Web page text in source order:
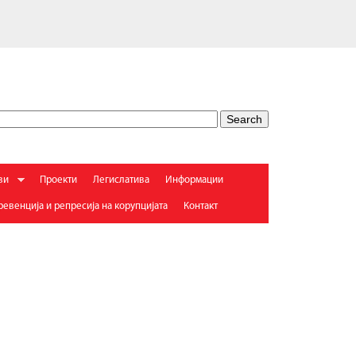
Проекти Легислатива Информации
и репресија на корупцијата Контакт